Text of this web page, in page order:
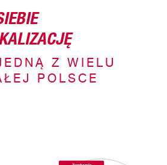
Z WIELU
POLSCE